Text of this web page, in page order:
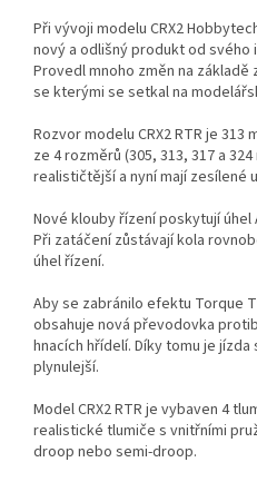
Při vývoji modelu CRX2
nový a odlišný produkt od svého
Provedl mnoho změn na
se kterými se setkal na
Rozvor modelu CRX2 RTR je
ze 4 rozměrů (305, 313, 317 a
realističtější a nyní mají zesílené
Nové klouby řízení poskytují úhel
Při zatáčení zůstávají kola
úhel řízení.
Aby se zabránilo efektu Torque
obsahuje nová převodovka
hnacích hřídelí. Díky tomu je jízda
plynulejší.
Model CRX2 RTR je vybaven 4
realistické tlumiče s vnitřními
droop nebo semi-droop.